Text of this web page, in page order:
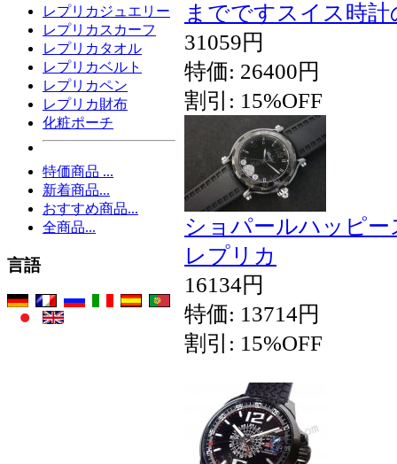
レプリカジュエリー
レプリカスカーフ
レプリカタオル
レプリカベルト
レプリカペン
レプリカ財布
化粧ポーチ
特価商品 ...
新着商品...
おすすめ商品...
全商品...
言語
までですスイス時
31059円
特価: 26400円
割引: 15%OFF
ショパールハッピ
レプリカ
16134円
特価: 13714円
割引: 15%OFF